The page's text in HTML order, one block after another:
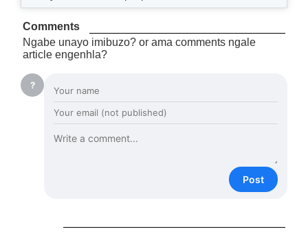
Comments
Ngabe unayo imibuzo? or ama comments ngale
article engenhla?
?
Post